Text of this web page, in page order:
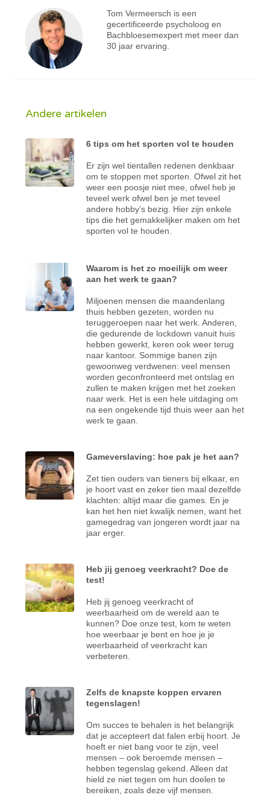
Tom Vermeersch is een
gecertificeerde psycholoog en
Bachbloesemexpert met meer dan
30 jaar ervaring.
Andere artikelen
6 tips om het sporten vol te houden
Er zijn wel tientallen redenen denkbaar
om te stoppen met sporten. Ofwel zit het
weer een poosje niet mee, ofwel heb je
teveel werk ofwel ben je met teveel
andere hobby’s bezig. Hier zijn enkele
tips die het gemakkelijker maken om het
sporten vol te houden.
Waarom is het zo moeilijk om weer
aan het werk te gaan?
Miljoenen mensen die maandenlang
thuis hebben gezeten, worden nu
teruggeroepen naar het werk. Anderen,
die gedurende de lockdown vanuit huis
hebben gewerkt, keren ook weer terug
naar kantoor. Sommige banen zijn
gewoonweg verdwenen: veel mensen
worden geconfronteerd met ontslag en
zullen te maken krijgen met het zoeken
naar werk. Het is een hele uitdaging om
na een ongekende tijd thuis weer aan het
werk te gaan.
Gameverslaving: hoe pak je het aan?
Zet tien ouders van tieners bij elkaar, en
je hoort vast en zeker tien maal dezelfde
klachten: altijd maar die games. En je
kan het hen niet kwalijk nemen, want het
gamegedrag van jongeren wordt jaar na
jaar erger.
Heb jij genoeg veerkracht? Doe de
test!
Heb jij genoeg veerkracht of
weerbaarheid om de wereld aan te
kunnen? Doe onze test, kom te weten
hoe weerbaar je bent en hoe je je
weerbaarheid of veerkracht kan
verbeteren.
Zelfs de knapste koppen ervaren
tegenslagen!
Om succes te behalen is het belangrijk
dat je accepteert dat falen erbij hoort. Je
hoeft er niet bang voor te zijn, veel
mensen – ook beroemde mensen –
hebben tegenslag gekend. Alleen dat
hield ze niet tegen om hun doelen te
bereiken, zoals deze vijf mensen.